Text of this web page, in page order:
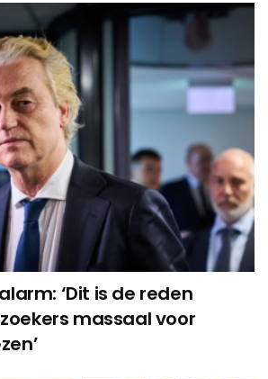
‘Dit is de reden
massaal voor